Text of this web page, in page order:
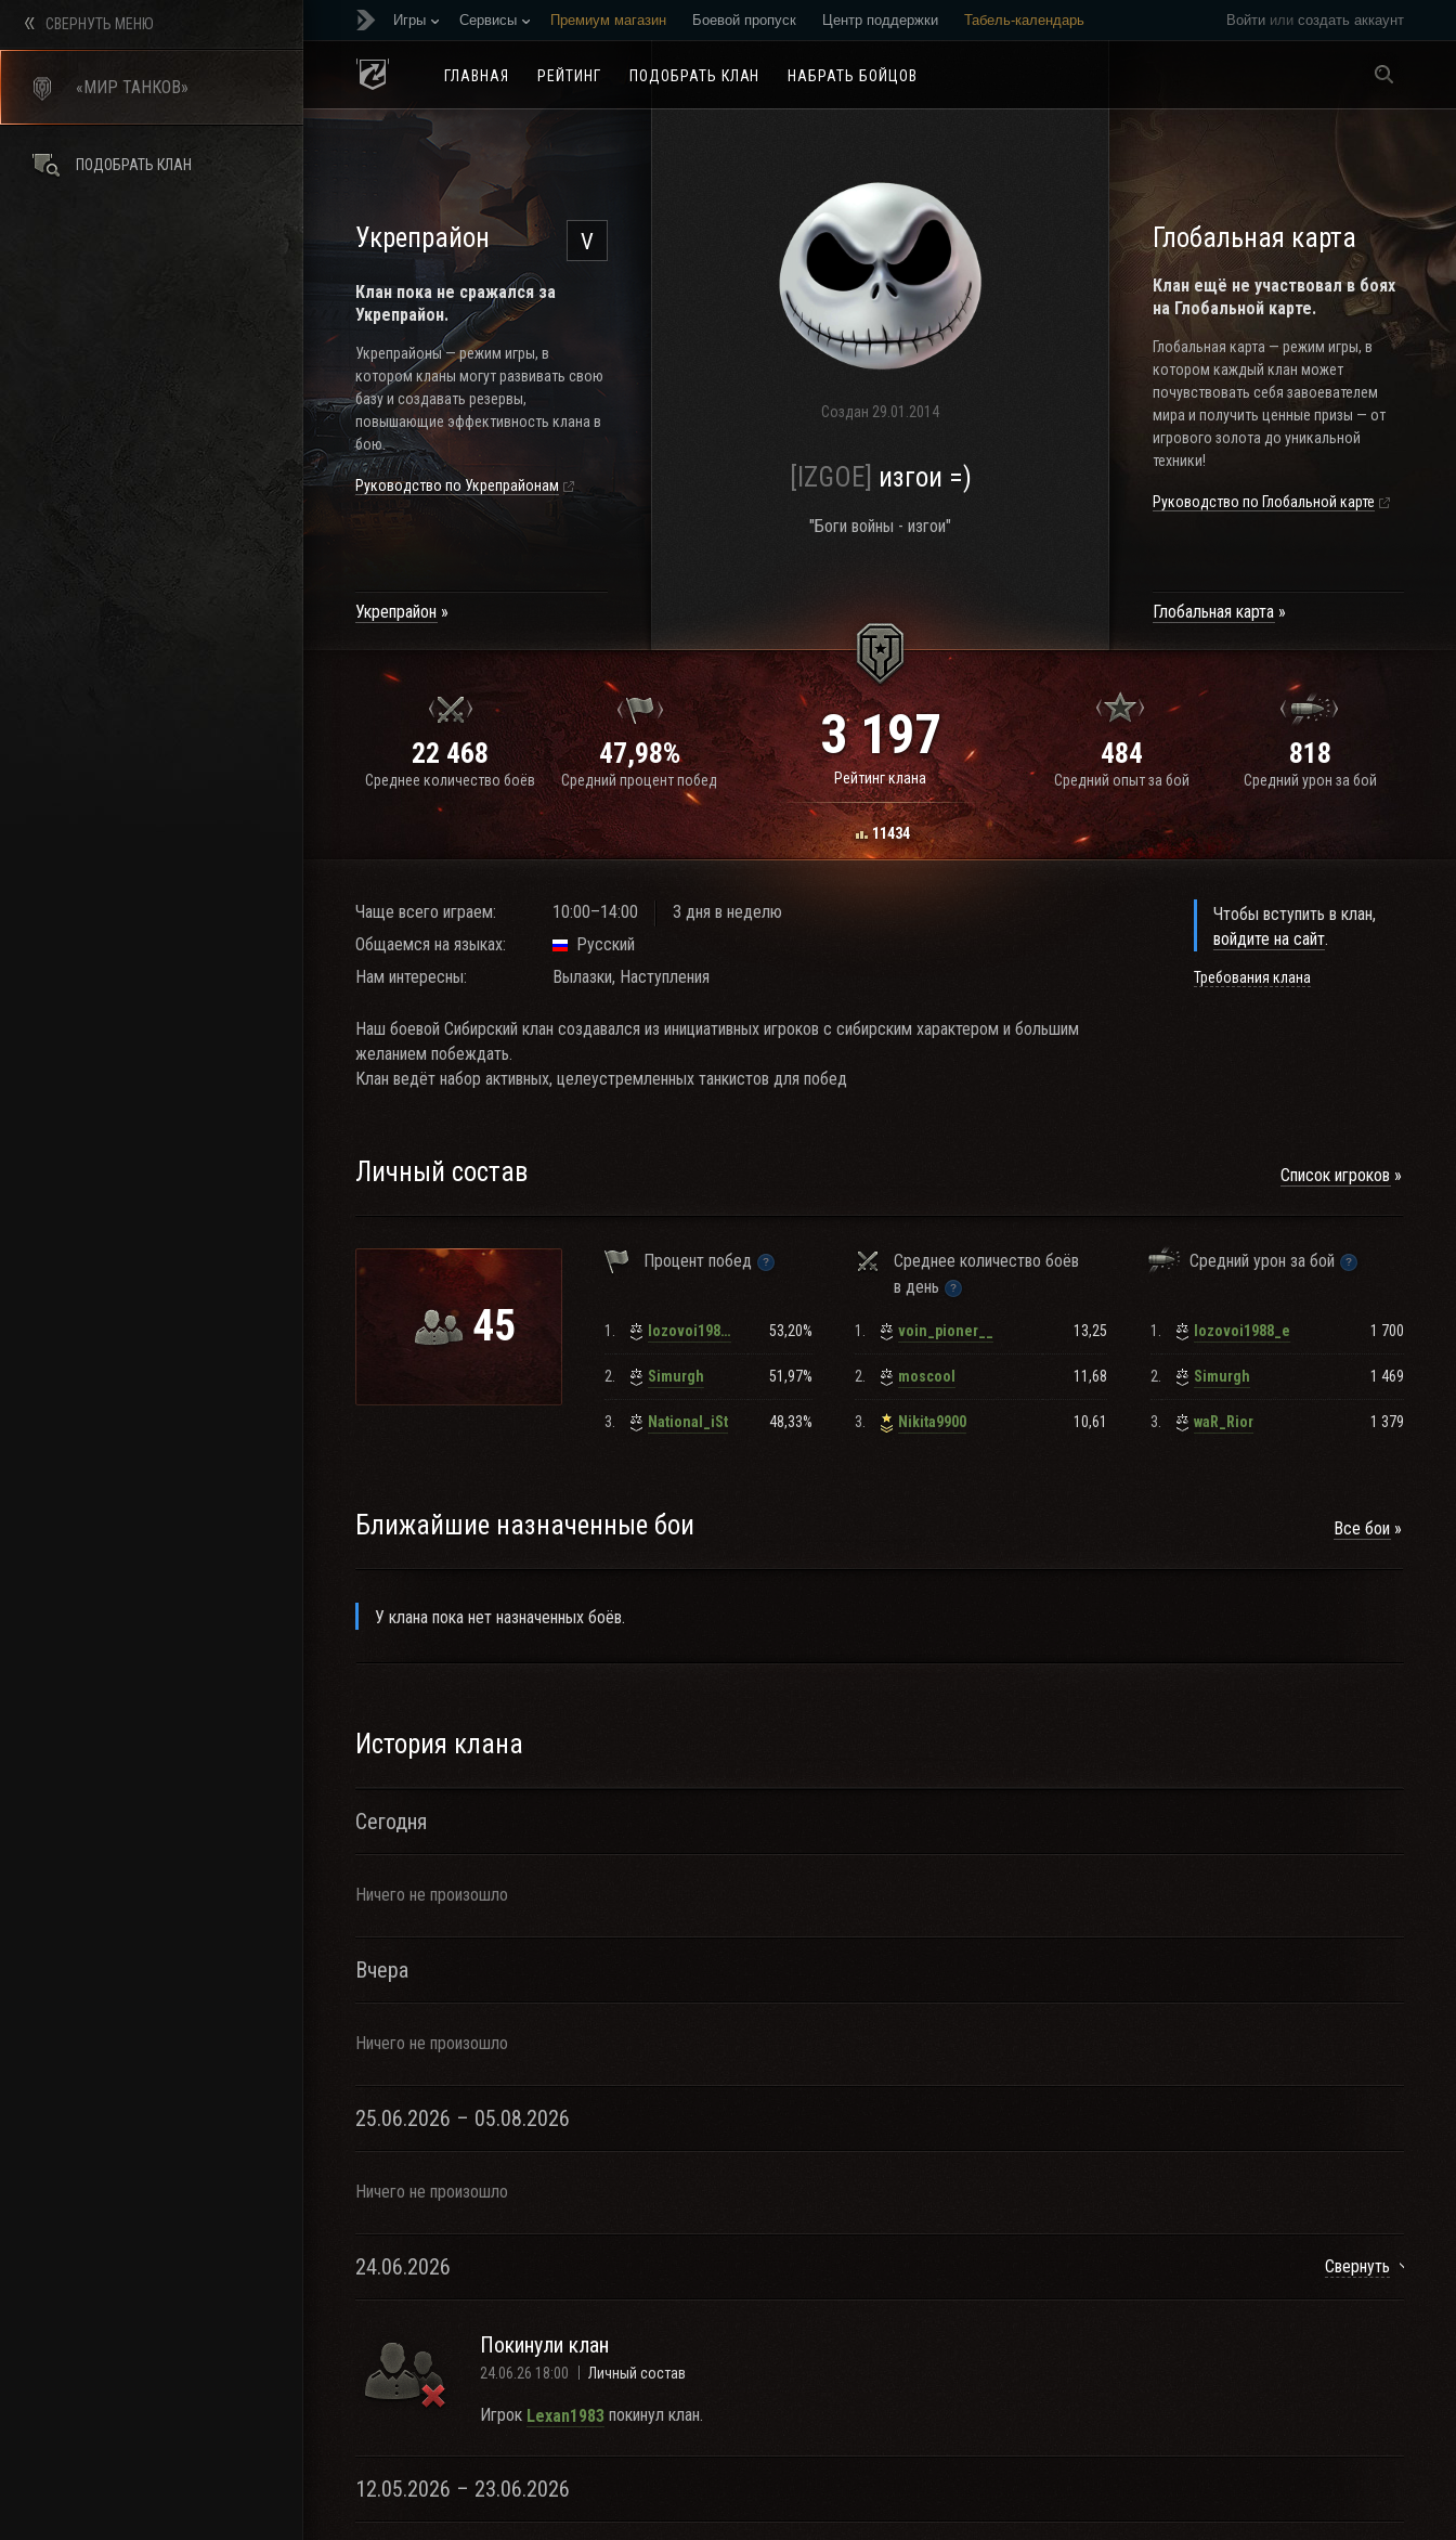
Войти или создать аккаунт
Игры Сервисы Премиум магазин Боевой пропуск Центр поддержки Табель-календарь
ГЛАВНАЯ РЕЙТИНГ ПОДОБРАТЬ КЛАН НАБРАТЬ БОЙЦОВ
V
Укрепрайон
Клан пока не сражался за
Укрепрайон.
Укрепрайоны — режим игры, в
котором кланы могут развивать свою
базу и создавать резервы,
повышающие эффективность клана в
бою.
Руководство по Укрепрайонам
Укрепрайон
Создан 29.01.2014
[IZGOE] изгои =)
"Боги войны - изгои"
Глобальная карта
Клан ещё не участвовал в боях
на Глобальной карте.
Глобальная карта — режим игры, в
котором каждый клан может
почувствовать себя завоевателем
мира и получить ценные призы — от
игрового золота до уникальной
техники!
Руководство по Глобальной карте
Глобальная карта
22 468
Среднее количество боёв
47,98%
Средний процент побед
3 197
Рейтинг клана
11434
484
Средний опыт за бой
818
Средний урон за бой
Чаще всего играем: 10:00–14:00
3 дня в неделю
Общаемся на языках:
Русский
Нам интересны:
Вылазки, Наступления
Наш боевой Сибирский клан создавался из инициативных игроков с сибирским характером и большим
желанием побеждать.
Клан ведёт набор активных, целеустремленных танкистов для побед
Чтобы вступить в клан,
войдите на сайт.
Требования клана
Личный состав Список игроков
45
Процент побед
Среднее количество боёв
в день
Средний урон за бой
1. lozovoi1988_e 53,20%
2. Simurgh 51,97%
3. National_iSt 48,33%
1. voin_pioner__ 13,25
2. moscool 11,68
3. Nikita9900 10,61
1. lozovoi1988_e 1 700
2. Simurgh 1 469
3. waR_Rior 1 379
Ближайшие назначенные бои Все бои
У клана пока нет назначенных боёв.
История клана
Сегодня
Ничего не произошло
Вчера
Ничего не произошло
25.06.2026 – 05.08.2026
Ничего не произошло
24.06.2026 Свернуть
Покинули клан
24.06.26 18:00 Личный состав
Игрок Lexan1983 покинул клан.
12.05.2026 – 23.06.2026
СВЕРНУТЬ МЕНЮ
«МИР ТАНКОВ»
ПОДОБРАТЬ КЛАН